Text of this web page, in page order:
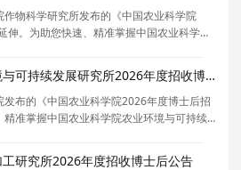
物科学研究所发布的《中国农业科学院
伸。为助您快速、精准掌握中国农业科学院
情， 现特别针对中国农业科学院农业经济
要点单独说明。 为保
中国农业科学院农业环境与可持续发展研究所2026年度招收博士后公告
布的《中国农业科学院2026年度博士后招
准掌握中国农业科学院农业环境与可持续
针对中国农业科学院农业环境与可持续发
点单独说明。 为保证
研究所2026年度招收博士后公告